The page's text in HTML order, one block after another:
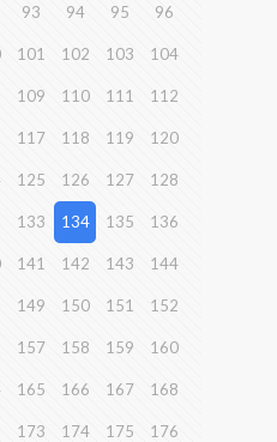
93 94 95 96
101 102 103 104
109 110 111 112
117 118 119 120
125 126 127 128
133 134 135 136
141 142 143 144
149 150 151 152
157 158 159 160
165 166 167 168
173 174 175 176